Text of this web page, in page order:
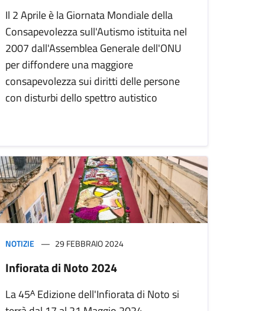
Il 2 Aprile è la Giornata Mondiale della
Consapevolezza sull'Autismo istituita nel
2007 dall'Assemblea Generale dell'ONU
per diffondere una maggiore
consapevolezza sui diritti delle persone
con disturbi dello spettro autistico
NOTIZIE 29 FEBBRAIO 2024
Infiorata di Noto 2024
La 45ᴬ Edizione dell'Infiorata di Noto si